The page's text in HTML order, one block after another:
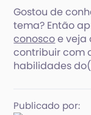
Gostou de
tema? Então
conoscoe veja
contribuir com
habilidades
Publicado por: